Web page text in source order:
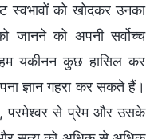
को खोदकर उनका
को अपनी सर्वोच्च
यकीनन कुछ हासिल कर
ज्ञान गहरा कर सकते हैं।
परमेश्वर से प्रेम और उसके